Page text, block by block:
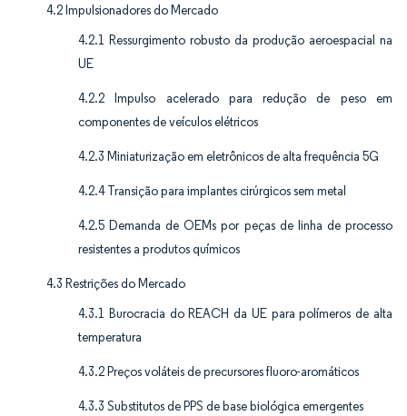
4.2 Impulsionadores do Mercado
4.2.1 Ressurgimento robusto da produção aeroespacial na
UE
4.2.2 Impulso acelerado para redução de peso em
componentes de veículos elétricos
4.2.3 Miniaturização em eletrônicos de alta frequência 5G
4.2.4 Transição para implantes cirúrgicos sem metal
4.2.5 Demanda de OEMs por peças de linha de processo
resistentes a produtos químicos
4.3 Restrições do Mercado
4.3.1 Burocracia do REACH da UE para polímeros de alta
temperatura
4.3.2 Preços voláteis de precursores fluoro-aromáticos
4.3.3 Substitutos de PPS de base biológica emergentes